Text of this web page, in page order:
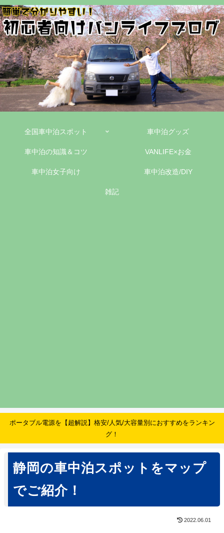
全国車中泊スポット 車中泊グッズ
車中泊の知識＆コツ VANLIFE×お金
車中泊女子向け 車中泊改造/DIY
雑記
ポータブル電源を【超解説】格安/人気/大容量別におすすめをランキン
グ！
静岡の車中泊スポットをマップ
でご紹介！
2022.06.01